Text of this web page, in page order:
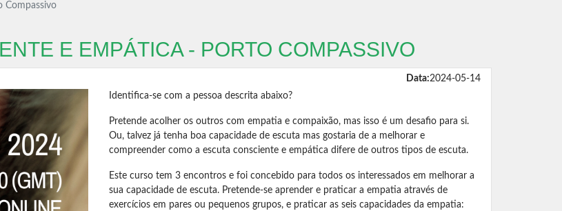
Compassivo
E EMPÁTICA - PORTO COMPASSIVO
Data:2024-05-14
Identifica-se com a pessoa descrita abaixo?
Pretende acolher os outros com empatia e compaixão, mas isso é um desafio para si.
Ou, talvez já tenha boa capacidade de escuta mas gostaria de a melhorar e
compreender como a escuta consciente e empática difere de outros tipos de escuta.
Este curso tem 3 encontros e foi concebido para todos os interessados em melhorar a
sua capacidade de escuta. Pretende-se aprender e praticar a empatia através de
exercícios em pares ou pequenos grupos, e praticar as seis capacidades da empatia: